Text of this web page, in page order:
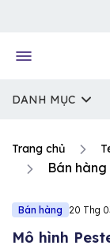
DANH MỤC
Trang chủ
Bán hàng
Bán hàng 20 Thg
Mô hình